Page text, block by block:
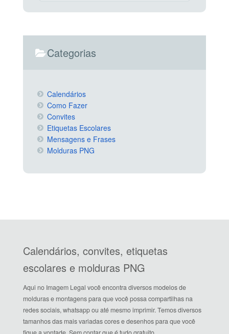
Categorias
Calendários
Como Fazer
Convites
Etiquetas Escolares
Mensagens e Frases
Molduras PNG
Calendários, convites, etiquetas
escolares e molduras PNG
Aqui no Imagem Legal você encontra diversos modelos de
molduras e montagens para que você possa compartilhas na
redes sociais, whatsapp ou até mesmo imprimir. Temos diversos
tamanhos das mais variadas cores e desenhos para que você